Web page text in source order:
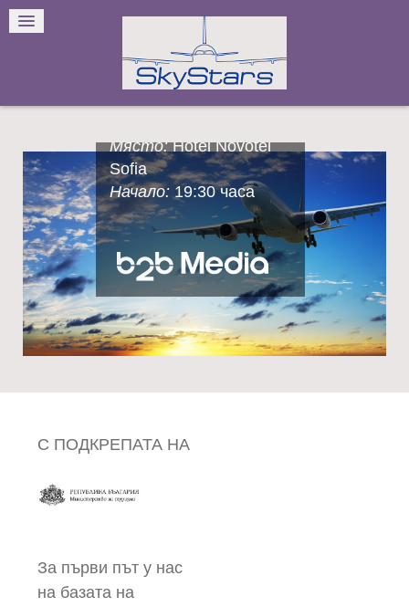
Официална
церемония
Място:Hotel Novotel
Sofia
Начало: 19:30 часа
С ПОДКРЕПАТА НА
За първи път у нас
на базата на